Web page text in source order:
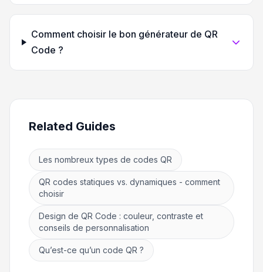
Comment choisir le bon générateur de QR
Code ?
Related Guides
Les nombreux types de codes QR
QR codes statiques vs. dynamiques - comment
choisir
Design de QR Code : couleur, contraste et
conseils de personnalisation
Qu’est-ce qu’un code QR ?